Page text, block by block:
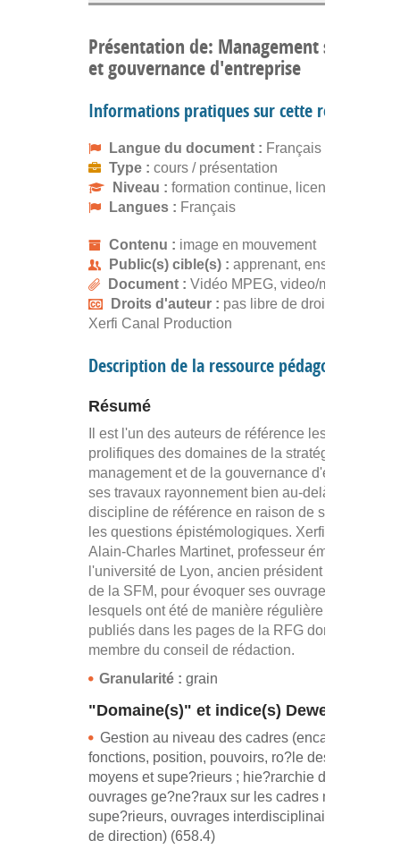
Présentation de: Management
et gouvernance d'entreprise
Informations pratiques sur cette ressource
Langue du document : Français
Type : cours / présentation
Niveau : formation continue, licence
Langues : Français
Contenu : image en mouvement
Public(s) cible(s) : apprenant, enseignant
Document : Vidéo MPEG, video/mpeg
Droits d'auteur : pas libre de droits, gratuit
Xerfi Canal Production
Description de la ressource pédagogique
Résumé
Il est l'un des auteurs de référence les plus
prolifiques des domaines de la stratégie, du
management et de la gouvernance d'entreprise,
ses travaux rayonnement bien au-delà de sa
discipline de référence en raison de son autorité
les questions épistémologiques. Xerfi Canal a
Alain-Charles Martinet, professeur émérite à
l'université de Lyon, ancien président de l'AIMS
de la SFM, pour évoquer ses ouvrages et articles,
lesquels ont été de manière régulière et
publiés dans les pages de la RFG dont il est
membre du conseil de rédaction.
Granularité : grain
"Domaine(s)" et indice(s) Dewey
Gestion au niveau des cadres (encadrement ;
fonctions, position, pouvoirs, ro?le des cadres
moyens et supe?rieurs ; hie?rarchie de
ouvrages ge?ne?raux sur les cadres moyens et
supe?rieurs, ouvrages interdisciplinaires,
de direction) (658.4)